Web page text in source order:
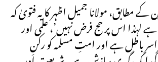
کے مطابق، مولانا جمیل اظہر کا یہ فتویٰ کہ
ہے لہٰذا اس پر حج فرض نہیں’، علمی اور
باطل ہے اور امتِ مسلمہ کو رکنِ